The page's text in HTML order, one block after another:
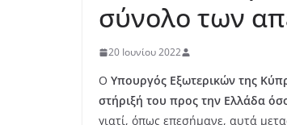
σύνολο των
20 Ιουνίου 2022
O Υπουργός Εξωτερικών της
στήριξή του προς την Ελλάδα
γιατί, όπως επεσήμανε, αυτά